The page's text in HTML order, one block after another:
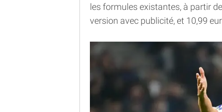
les formules existantes, à partir
version avec publicité, et 10,99